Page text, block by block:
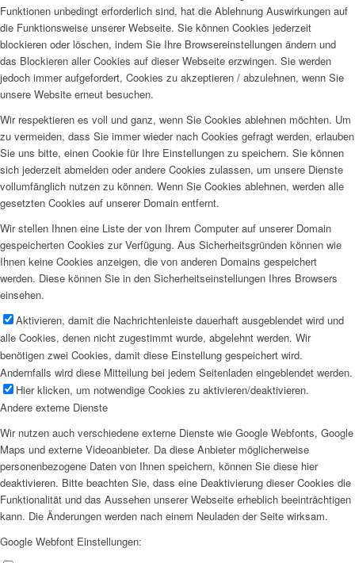
Funktionen unbedingt erforderlich sind, hat die Ablehnung Auswirkungen auf
die Funktionsweise unserer Webseite. Sie können Cookies jederzeit
blockieren oder löschen, indem Sie Ihre Browsereinstellungen ändern und
das Blockieren aller Cookies auf dieser Webseite erzwingen. Sie werden
jedoch immer aufgefordert, Cookies zu akzeptieren / abzulehnen, wenn Sie
unsere Website erneut besuchen.
Wir respektieren es voll und ganz, wenn Sie Cookies ablehnen möchten. Um
zu vermeiden, dass Sie immer wieder nach Cookies gefragt werden, erlauben
Sie uns bitte, einen Cookie für Ihre Einstellungen zu speichern. Sie können
sich jederzeit abmelden oder andere Cookies zulassen, um unsere Dienste
vollumfänglich nutzen zu können. Wenn Sie Cookies ablehnen, werden alle
gesetzten Cookies auf unserer Domain entfernt.
Wir stellen Ihnen eine Liste der von Ihrem Computer auf unserer Domain
gespeicherten Cookies zur Verfügung. Aus Sicherheitsgründen können wie
Ihnen keine Cookies anzeigen, die von anderen Domains gespeichert
werden. Diese können Sie in den Sicherheitseinstellungen Ihres Browsers
einsehen.
Aktivieren, damit die Nachrichtenleiste dauerhaft ausgeblendet wird und
alle Cookies, denen nicht zugestimmt wurde, abgelehnt werden. Wir
benötigen zwei Cookies, damit diese Einstellung gespeichert wird.
Andernfalls wird diese Mitteilung bei jedem Seitenladen eingeblendet werden.
Hier klicken, um notwendige Cookies zu aktivieren/deaktivieren.
Andere externe Dienste
Wir nutzen auch verschiedene externe Dienste wie Google Webfonts, Google
Maps und externe Videoanbieter. Da diese Anbieter möglicherweise
personenbezogene Daten von Ihnen speichern, können Sie diese hier
deaktivieren. Bitte beachten Sie, dass eine Deaktivierung dieser Cookies die
Funktionalität und das Aussehen unserer Webseite erheblich beeinträchtigen
kann. Die Änderungen werden nach einem Neuladen der Seite wirksam.
Google Webfont Einstellungen: